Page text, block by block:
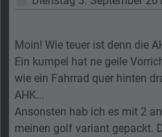
Moin! Wie teuer ist denn die
Ein kumpel hat ne geile
wie ein Fahrrad quer hinten
AHK...
Ansonsten hab ich es mit 2
meinen golf variant gepackt.